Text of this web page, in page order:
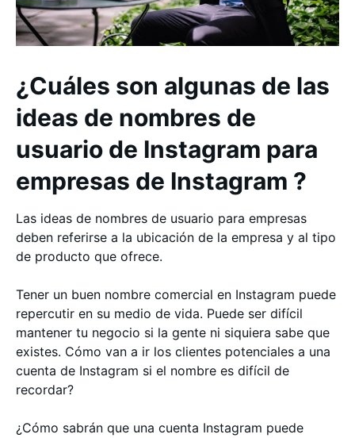
¿Cuáles son algunas de las
ideas de nombres de
usuario de Instagram para
empresas de Instagram ?
Las ideas de nombres de usuario para empresas
deben referirse a la ubicación de la empresa y al tipo
de producto que ofrece.
Tener un buen nombre comercial en Instagram puede
repercutir en su medio de vida. Puede ser difícil
mantener tu negocio si la gente ni siquiera sabe que
existes. Cómo van a ir los clientes potenciales a una
cuenta de Instagram si el nombre es difícil de
recordar?
¿Cómo sabrán que una cuenta Instagram puede